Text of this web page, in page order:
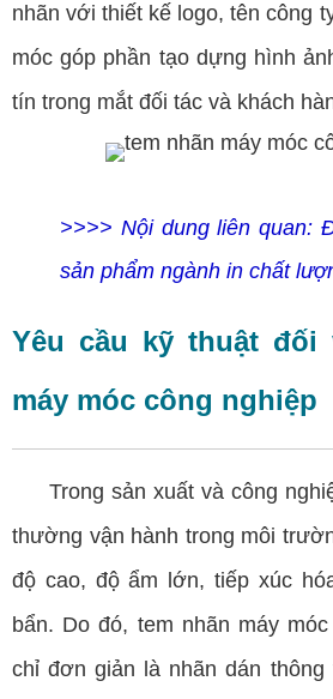
nhãn với thiết kế logo, tên công
móc góp phần tạo dựng hình
tín trong mắt đối tác và khách
>>>> Nội dung liên quan:
sản phẩm ngành in chất
Yêu cầu kỹ thuật đối
máy móc công nghiệp
Trong sản xuất và công
thường vận hành trong môi
độ cao, độ ẩm lớn, tiếp xúc
bẩn. Do đó, tem nhãn máy
chỉ đơn giản là nhãn dán